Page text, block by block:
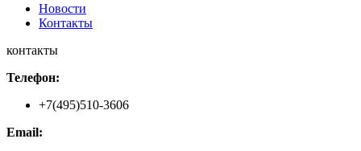
Новости
Контакты
контакты
Телефон:
+7(495)510-3606
Email: